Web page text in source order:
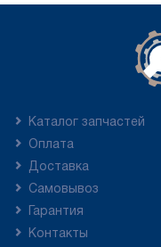
Каталог запчастей
Оплата
Доставка
Самовывоз
Гарантия
Контакты